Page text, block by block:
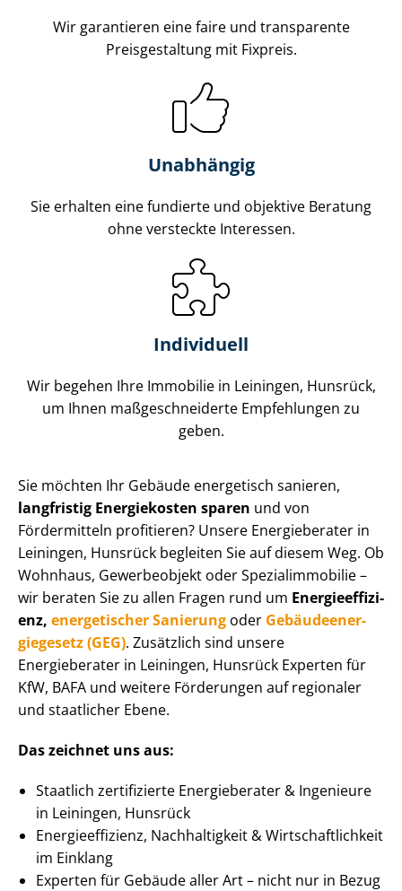
Wir garantieren eine faire und transparente
Preisgestaltung mit Fixpreis.
Unabhängig
Sie erhalten eine fundierte und objektive Beratung
ohne versteckte Interessen.
Individuell
Wir begehen Ihre Immobilie in Leiningen, Hunsrück,
um Ihnen maß­ge­schnei­der­te Empfehlungen zu
geben.
Sie möchten Ihr Gebäude energetisch sanieren,
langfristig Energiekosten sparen und von
Fördermitteln profitieren? Unsere Energieberater in
Leiningen, Hunsrück begleiten Sie auf diesem Weg. Ob
Wohnhaus, Gewerbeobjekt oder Spe­zi­al­im­mo­bi­lie –
wir beraten Sie zu allen Fragen rund um En­er­gie­ef­fi­zi­
enz, energetischer Sanierung oder Ge­bäu­de­en­er­
gie­ge­setz (GEG). Zusätzlich sind unsere
Energieberater in Leiningen, Hunsrück Experten für
KfW, BAFA und weitere Förderungen auf regionaler
und staatlicher Ebene.
Das zeichnet uns aus:
Staatlich zertifizierte Energieberater & Ingenieure
in Leiningen, Hunsrück
En­er­gie­ef­fi­zi­enz, Nachhaltigkeit & Wirt­schaft­lich­keit
im Einklang
Experten für Gebäude aller Art – nicht nur in Bezug